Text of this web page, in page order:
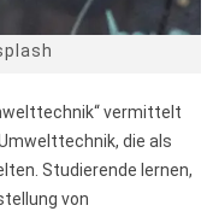
vermittelt
die als
Studierende lernen,
von